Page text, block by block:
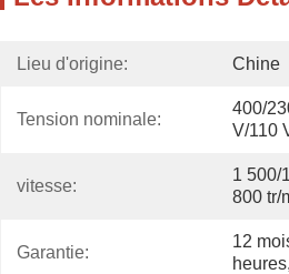
Lieu d'origine: Chine
Tension nominale:
400/
V/110
vitesse:
1 500/
800 tr/
Garantie:
12